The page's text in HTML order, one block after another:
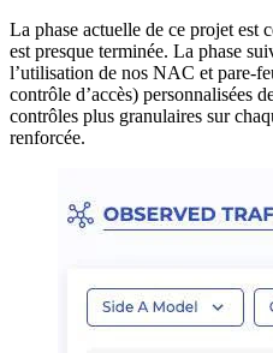
La phase actuelle de ce projet est
est presque terminée. La phase
l’utilisation de nos NAC et pare-
contrôle d’accès) personnalisées
contrôles plus granulaires sur
renforcée.